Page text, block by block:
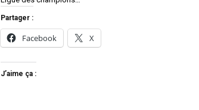
Partager :
Facebook X
J’aime ça :